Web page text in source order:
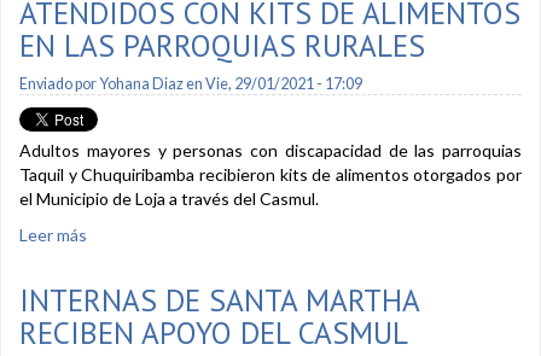
ATENDIDOS CON KITS DE ALIMENTOS
EN LAS PARROQUIAS RURALES
Enviado porYohana Diazen Vie, 29/01/2021 - 17:09
Adultos mayores y personas con discapacidad de las parroquias
Taquil y Chuquiribamba recibieron kits de alimentos otorgados por
el Municipio de Loja a través del Casmul.
Leer más
INTERNAS DE SANTA MARTHA
RECIBEN APOYO DEL CASMUL